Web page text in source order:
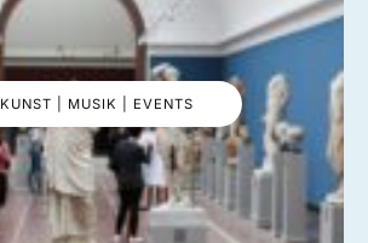
KUNST | MUSIK | EVENTS